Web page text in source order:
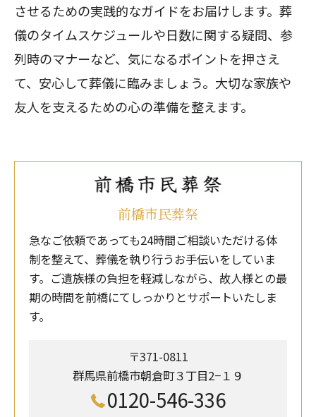
させるための実践的なガイドをお届けします。葬
儀のタイムスケジュールや日数に関する疑問、参
列時のマナーなど、気になるポイントを押さえ
て、安心して葬儀に臨みましょう。大切な家族や
友人を支えるための心の準備を整えます。
前橋市民葬祭
急なご依頼であっても24時間ご相談いただける体
制を整えて、葬儀を執り行うお手伝いをしていま
す。ご遺族様の負担を軽減しながら、故人様との最
期の時間を前橋にてしっかりとサポートいたしま
す。
〒371-0811
群馬県前橋市朝倉町３丁目2−１９
0120-546-336